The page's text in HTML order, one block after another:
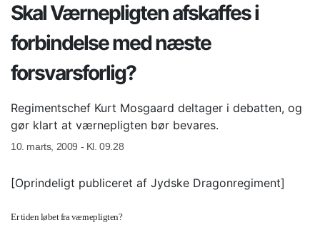
Skal Værnepligten afskaffes i
forbindelse med næste
forsvarsforlig?
Regimentschef Kurt Mosgaard deltager i debatten, og
gør klart at værnepligten bør bevares.
10. marts, 2009 - Kl. 09.28
[Oprindeligt publiceret af Jydske Dragonregiment]
Er tiden løbet fra værnepligten?